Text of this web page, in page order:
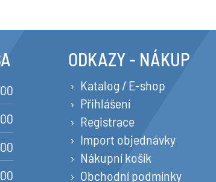
ODKAZY - NÁKUP
Katalog / E-shop
Přihlášení
Registrace
Import objednávky
Nákupní košík
Obchodní podmínky